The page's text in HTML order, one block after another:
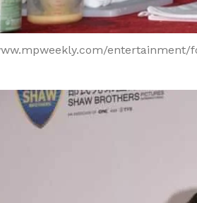
entertainment/